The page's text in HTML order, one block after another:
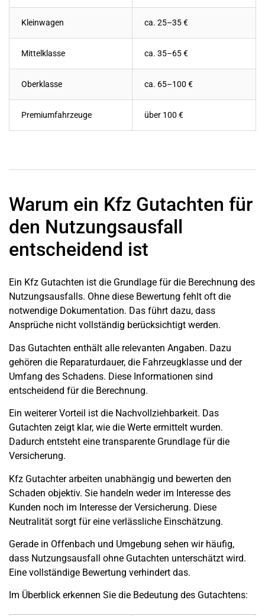
Kleinwagen ca. 25–35 €
Mittelklasse ca. 35–65 €
Oberklasse ca. 65–100 €
Premiumfahrzeuge über 100 €
Warum ein Kfz Gutachten für
den Nutzungsausfall
entscheidend ist
Ein Kfz Gutachten ist die Grundlage für die Berechnung des
Nutzungsausfalls. Ohne diese Bewertung fehlt oft die
notwendige Dokumentation. Das führt dazu, dass
Ansprüche nicht vollständig berücksichtigt werden.
Das Gutachten enthält alle relevanten Angaben. Dazu
gehören die Reparaturdauer, die Fahrzeugklasse und der
Umfang des Schadens. Diese Informationen sind
entscheidend für die Berechnung.
Ein weiterer Vorteil ist die Nachvollziehbarkeit. Das
Gutachten zeigt klar, wie die Werte ermittelt wurden.
Dadurch entsteht eine transparente Grundlage für die
Versicherung.
Kfz Gutachter arbeiten unabhängig und bewerten den
Schaden objektiv. Sie handeln weder im Interesse des
Kunden noch im Interesse der Versicherung. Diese
Neutralität sorgt für eine verlässliche Einschätzung.
Gerade in Offenbach und Umgebung sehen wir häufig,
dass Nutzungsausfall ohne Gutachten unterschätzt wird.
Eine vollständige Bewertung verhindert das.
Im Überblick erkennen Sie die Bedeutung des Gutachtens: